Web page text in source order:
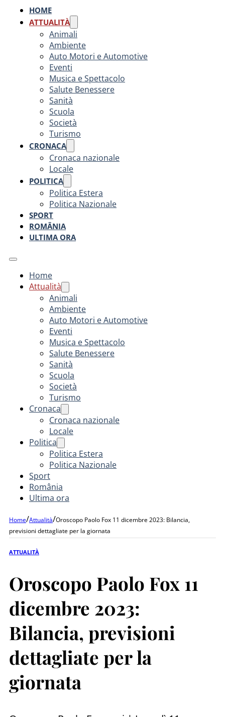
HOME
ATTUALITÀ
Animali
Ambiente
Auto Motori e Automotive
Eventi
Musica e Spettacolo
Salute Benessere
Sanità
Scuola
Società
Turismo
CRONACA
Cronaca nazionale
Locale
POLITICA
Politica Estera
Politica Nazionale
SPORT
ROMÂNIA
ULTIMA ORA
Home
Attualità
Animali
Ambiente
Auto Motori e Automotive
Eventi
Musica e Spettacolo
Salute Benessere
Sanità
Scuola
Società
Turismo
Cronaca
Cronaca nazionale
Locale
Politica
Politica Estera
Politica Nazionale
Sport
România
Ultima ora
Home/Attualità/Oroscopo Paolo Fox 11 dicembre 2023: Bilancia,
previsioni dettagliate per la giornata
ATTUALITÀ
Oroscopo Paolo Fox 11
dicembre 2023:
Bilancia, previsioni
dettagliate per la
giornata